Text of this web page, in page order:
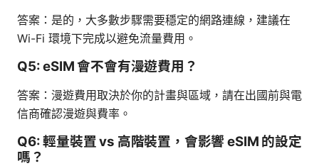
答案：是的，大多數步驟需要穩定的網路連線，建議在
Wi-Fi 環境下完成以避免流量費用。
Q5: eSIM 會不會有漫遊費用？
答案：漫遊費用取決於你的計畫與區域，請在出國前與電
信商確認漫遊與費率。
Q6: 輕量裝置 vs 高階裝置，會影響 eSIM 的設定
嗎？